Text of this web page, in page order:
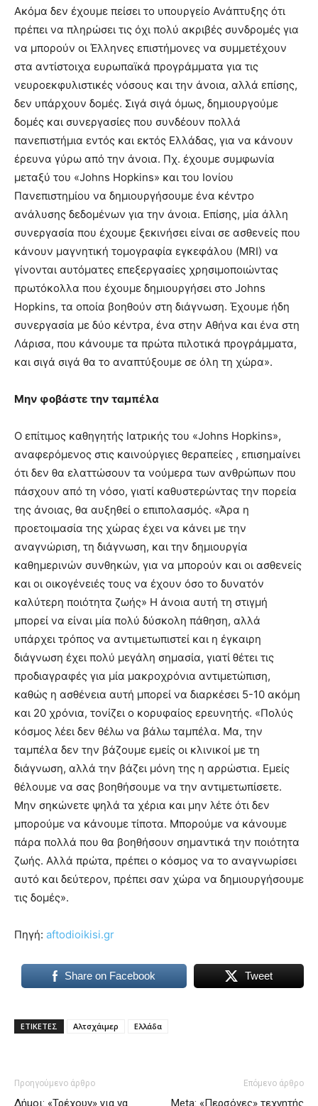
Ακόμα δεν έχουμε πείσει το υπουργείο Ανάπτυξης ότι
πρέπει να πληρώσει τις όχι πολύ ακριβές συνδρομές για
να μπορούν οι Έλληνες επιστήμονες να συμμετέχουν
στα αντίστοιχα ευρωπαϊκά προγράμματα για τις
νευροεκφυλιστικές νόσους και την άνοια, αλλά επίσης,
δεν υπάρχουν δομές. Σιγά σιγά όμως, δημιουργούμε
δομές και συνεργασίες που συνδέουν πολλά
πανεπιστήμια εντός και εκτός Ελλάδας, για να κάνουν
έρευνα γύρω από την άνοια. Πχ. έχουμε συμφωνία
μεταξύ του «Johns Hopkins» και του Ιονίου
Πανεπιστημίου να δημιουργήσουμε ένα κέντρο
ανάλυσης δεδομένων για την άνοια. Επίσης, μία άλλη
συνεργασία που έχουμε ξεκινήσει είναι σε ασθενείς που
κάνουν μαγνητική τομογραφία εγκεφάλου (MRI) να
γίνονται αυτόματες επεξεργασίες χρησιμοποιώντας
πρωτόκολλα που έχουμε δημιουργήσει στο Johns
Hopkins, τα οποία βοηθούν στη διάγνωση. Έχουμε ήδη
συνεργασία με δύο κέντρα, ένα στην Αθήνα και ένα στη
Λάρισα, που κάνουμε τα πρώτα πιλοτικά προγράμματα,
και σιγά σιγά θα το αναπτύξουμε σε όλη τη χώρα».
Μην φοβάστε την ταμπέλα
Ο επίτιμος καθηγητής Ιατρικής του «Johns Hopkins»,
αναφερόμενος στις καινούργιες θεραπείες , επισημαίνει
ότι δεν θα ελαττώσουν τα νούμερα των ανθρώπων που
πάσχουν από τη νόσο, γιατί καθυστερώντας την πορεία
της άνοιας, θα αυξηθεί ο επιπολασμός. «Άρα η
προετοιμασία της χώρας έχει να κάνει με την
αναγνώριση, τη διάγνωση, και την δημιουργία
καθημερινών συνθηκών, για να μπορούν και οι ασθενείς
και οι οικογένειές τους να έχουν όσο το δυνατόν
καλύτερη ποιότητα ζωής» Η άνοια αυτή τη στιγμή
μπορεί να είναι μία πολύ δύσκολη πάθηση, αλλά
υπάρχει τρόπος να αντιμετωπιστεί και η έγκαιρη
διάγνωση έχει πολύ μεγάλη σημασία, γιατί θέτει τις
προδιαγραφές για μία μακροχρόνια αντιμετώπιση,
καθώς η ασθένεια αυτή μπορεί να διαρκέσει 5-10 ακόμη
και 20 χρόνια, τονίζει ο κορυφαίος ερευνητής. «Πολύς
κόσμος λέει δεν θέλω να βάλω ταμπέλα. Μα, την
ταμπέλα δεν την βάζουμε εμείς οι κλινικοί με τη
διάγνωση, αλλά την βάζει μόνη της η αρρώστια. Εμείς
θέλουμε να σας βοηθήσουμε να την αντιμετωπίσετε.
Μην σηκώνετε ψηλά τα χέρια και μην λέτε ότι δεν
μπορούμε να κάνουμε τίποτα. Μπορούμε να κάνουμε
πάρα πολλά που θα βοηθήσουν σημαντικά την ποιότητα
ζωής. Αλλά πρώτα, πρέπει ο κόσμος να το αναγνωρίσει
αυτό και δεύτερον, πρέπει σαν χώρα να δημιουργήσουμε
τις δομές».
Πηγή: aftodioikisi.gr
Share on Facebook Tweet
ΕΤΙΚΕΤΕΣ Αλτσχάιμερ Ελλάδα
Προηγούμενο άρθρο
Δήμοι: «Τρέχουν» για να
Επόμενο άρθρο
Meta: «Περσόνες» τεχνητής